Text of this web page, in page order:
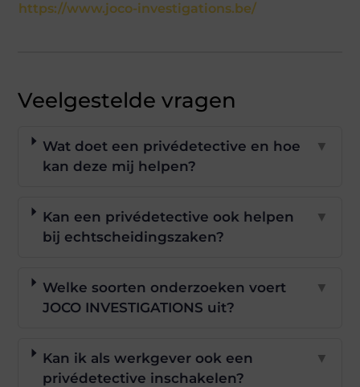
https://www.joco-investigations.be/
Veelgestelde vragen
Wat doet een privédetective en hoe
kan deze mij helpen?
▼
Kan een privédetective ook helpen
bij echtscheidingszaken?
▼
Welke soorten onderzoeken voert
JOCO INVESTIGATIONS uit?
▼
Kan ik als werkgever ook een
privédetective inschakelen?
▼